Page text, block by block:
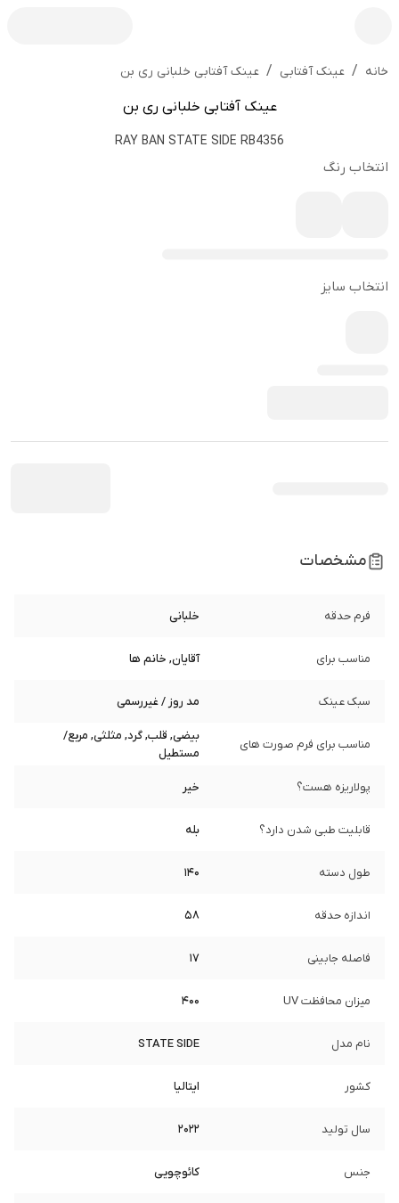
خانه / عینک آفتابی / عینک آفتابی خلبانی ری بن
عینک آفتابی خلبانی ری بن
RAY BAN STATE SIDE RB4356
انتخاب رنگ
انتخاب سایز
مشخصات
فرم حدقه خلبانی
مناسب برای آقایان, خانم ها
سبک عینک مد روز / غیررسمی
مناسب برای فرم صورت های
بیضی, قلب, گرد, مثلثی, مربع/
مستطیل
پولاریزه هست؟ خیر
قابلیت طبی شدن دارد؟ بله
طول دسته 140
اندازه حدقه 58
فاصله جابینی 17
میزان محافظت UV 400
نام مدل STATE SIDE
کشور ایتالیا
سال تولید 2022
جنس کائوچویی